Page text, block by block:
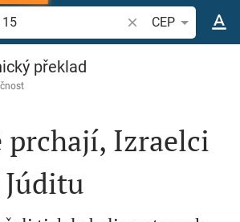
Vyhledat biblický
CEP
překlad
prchají, Izraelci